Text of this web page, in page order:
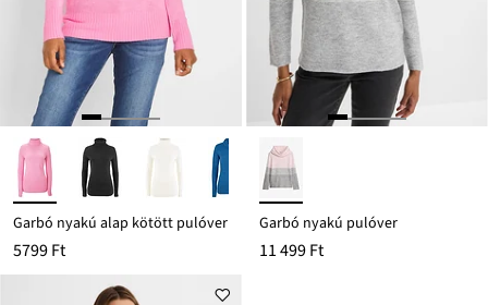
Garbó nyakú alap kötött pulóver
5799 Ft
Garbó nyakú pulóver
11 499 Ft